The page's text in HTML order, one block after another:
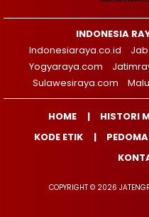
INDONESIA
Indonesiaraya.co.id
Yogyaraya.com
Sulawesiraya.com
HOME HISTORI
KODE ETIK
COPYRIGHT © 2026